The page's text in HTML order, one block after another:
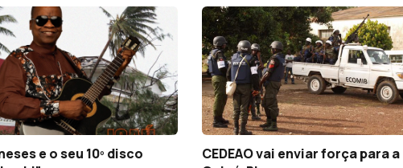
e o seu 10º disco
CEDEAO vai enviar força para a